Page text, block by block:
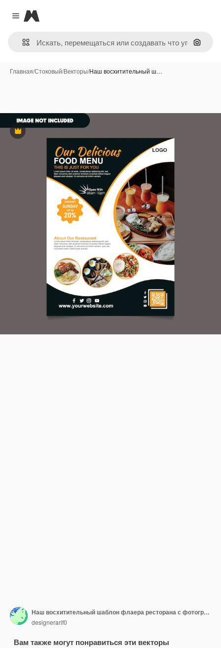
Close menu
Magnific
Поиск
Главная/Стоковый/Векторы/Наш восхитительный ш…
Премиум
Наш восхитительный шаблон флаера ресторана с фотографией
designerarif0
Вам также могут понравиться эти векторы